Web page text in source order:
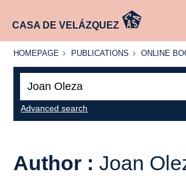
CASA DE VELÁZQUEZ
HOMEPAGE
HOMEPAGE PUBLICATIONS
PUBLICATIONS
ONLINE
ONLINE
Advanced search
Author :Joan